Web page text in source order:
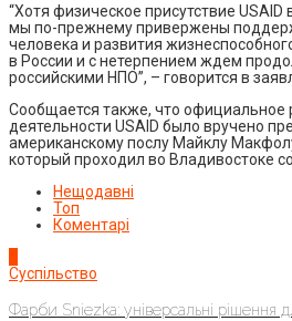
“Хотя физическое присутствие
мы по-прежнему привержены
человека и развития
в России и с нетерпением ждем
российскими НПО”, – говорится в
Сообщается также, что официальное
деятельности USAID было вручено
американскому послу Майклу
который проходил во Владивостоке
Нещодавні
Топ
Коментарі
Суспільство
Фарби Sniezka: універсальні рішення